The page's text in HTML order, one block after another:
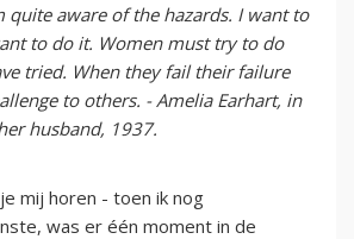
quite aware of the hazards. I want to
to do it. Women must try to do
tried. When they fail their failure
to others. - Amelia Earhart, in
husband, 1937.
mij horen - toen ik nog
was er één moment in de